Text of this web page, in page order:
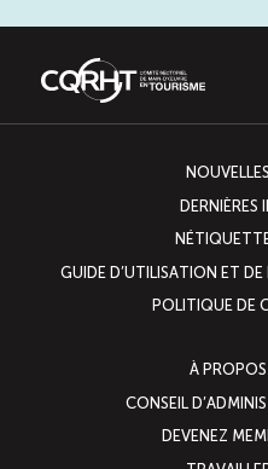
DERNIÈRES
GUIDE D’UTILISATION ET
POLITIQUE DE
À
CONSEIL
DEVENEZ